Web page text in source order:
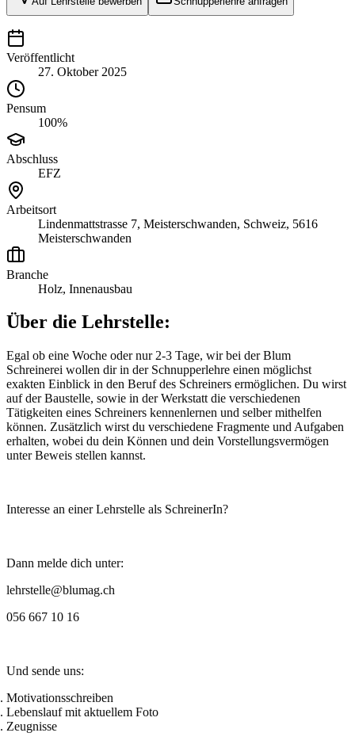
Veröffentlicht
27. Oktober 2025
Pensum
100%
Abschluss
EFZ
Arbeitsort
Lindenmattstrasse 7, Meisterschwanden, Schweiz, 5616
Meisterschwanden
Branche
Holz, Innenausbau
Über die Lehrstelle:
Egal ob eine Woche oder nur 2-3 Tage, wir bei der Blum
Schreinerei wollen dir in der Schnupperlehre einen möglichst
exakten Einblick in den Beruf des Schreiners ermöglichen. Du wirst
auf der Baustelle, sowie in der Werkstatt die verschiedenen
Tätigkeiten eines Schreiners kennenlernen und selber mithelfen
können. Zusätzlich wirst du verschiedene Fragmente und Aufgaben
erhalten, wobei du dein Können und dein Vorstellungsvermögen
unter Beweis stellen kannst.
Interesse an einer Lehrstelle als SchreinerIn?
Dann melde dich unter:
lehrstelle@blumag.ch
056 667 10 16
Und sende uns:
Motivationsschreiben
Lebenslauf mit aktuellem Foto
Zeugnisse